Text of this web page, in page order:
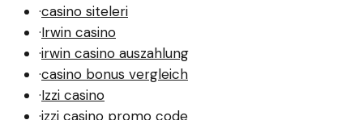
·casino siteleri
·Irwin casino
·irwin casino auszahlung
·casino bonus vergleich
·Izzi casino
·izzi casino promo code